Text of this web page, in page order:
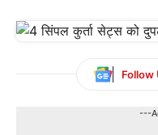
Follow
---